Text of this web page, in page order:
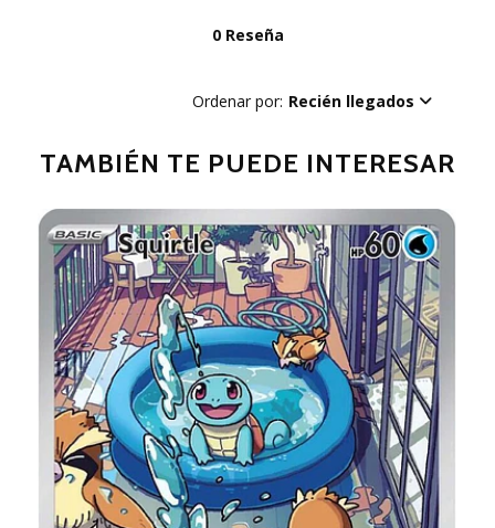
0 Reseña
Ordenar por: Recién llegados
TAMBIÉN TE PUEDE INTERESAR